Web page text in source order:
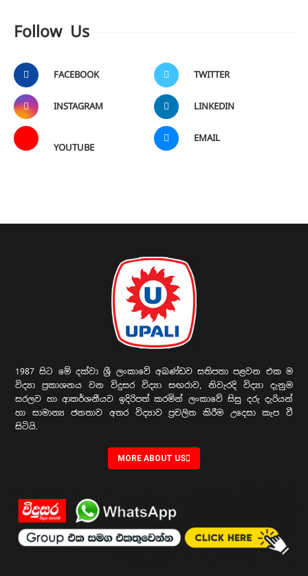
Follow Us
FACEBOOK TWITTER
INSTAGRAM LINKEDIN
YOUTUBE
EMAIL
1987 සිට මේ දක්වා ශ්‍රී ලංකාවේ අඛණ්ඩව සතිපතා පළවන එක ම
විද්‍යා ප්‍රකාශනය වන විදුසර විද්‍යා සඟරාව, නිවැරදි විද්‍යා දැනුම
සරලව හා ආකර්ශනීයව ඉදිරිපත් කරමින් ලංකාවේ සිසු දරු දැරියන්
හා සාමාන්‍ය ජනතාව අතර විද්‍යාව ප්‍රචලිත කිරීම උදෙසා කැප වී
සිටියි.
MORE ABOUT US